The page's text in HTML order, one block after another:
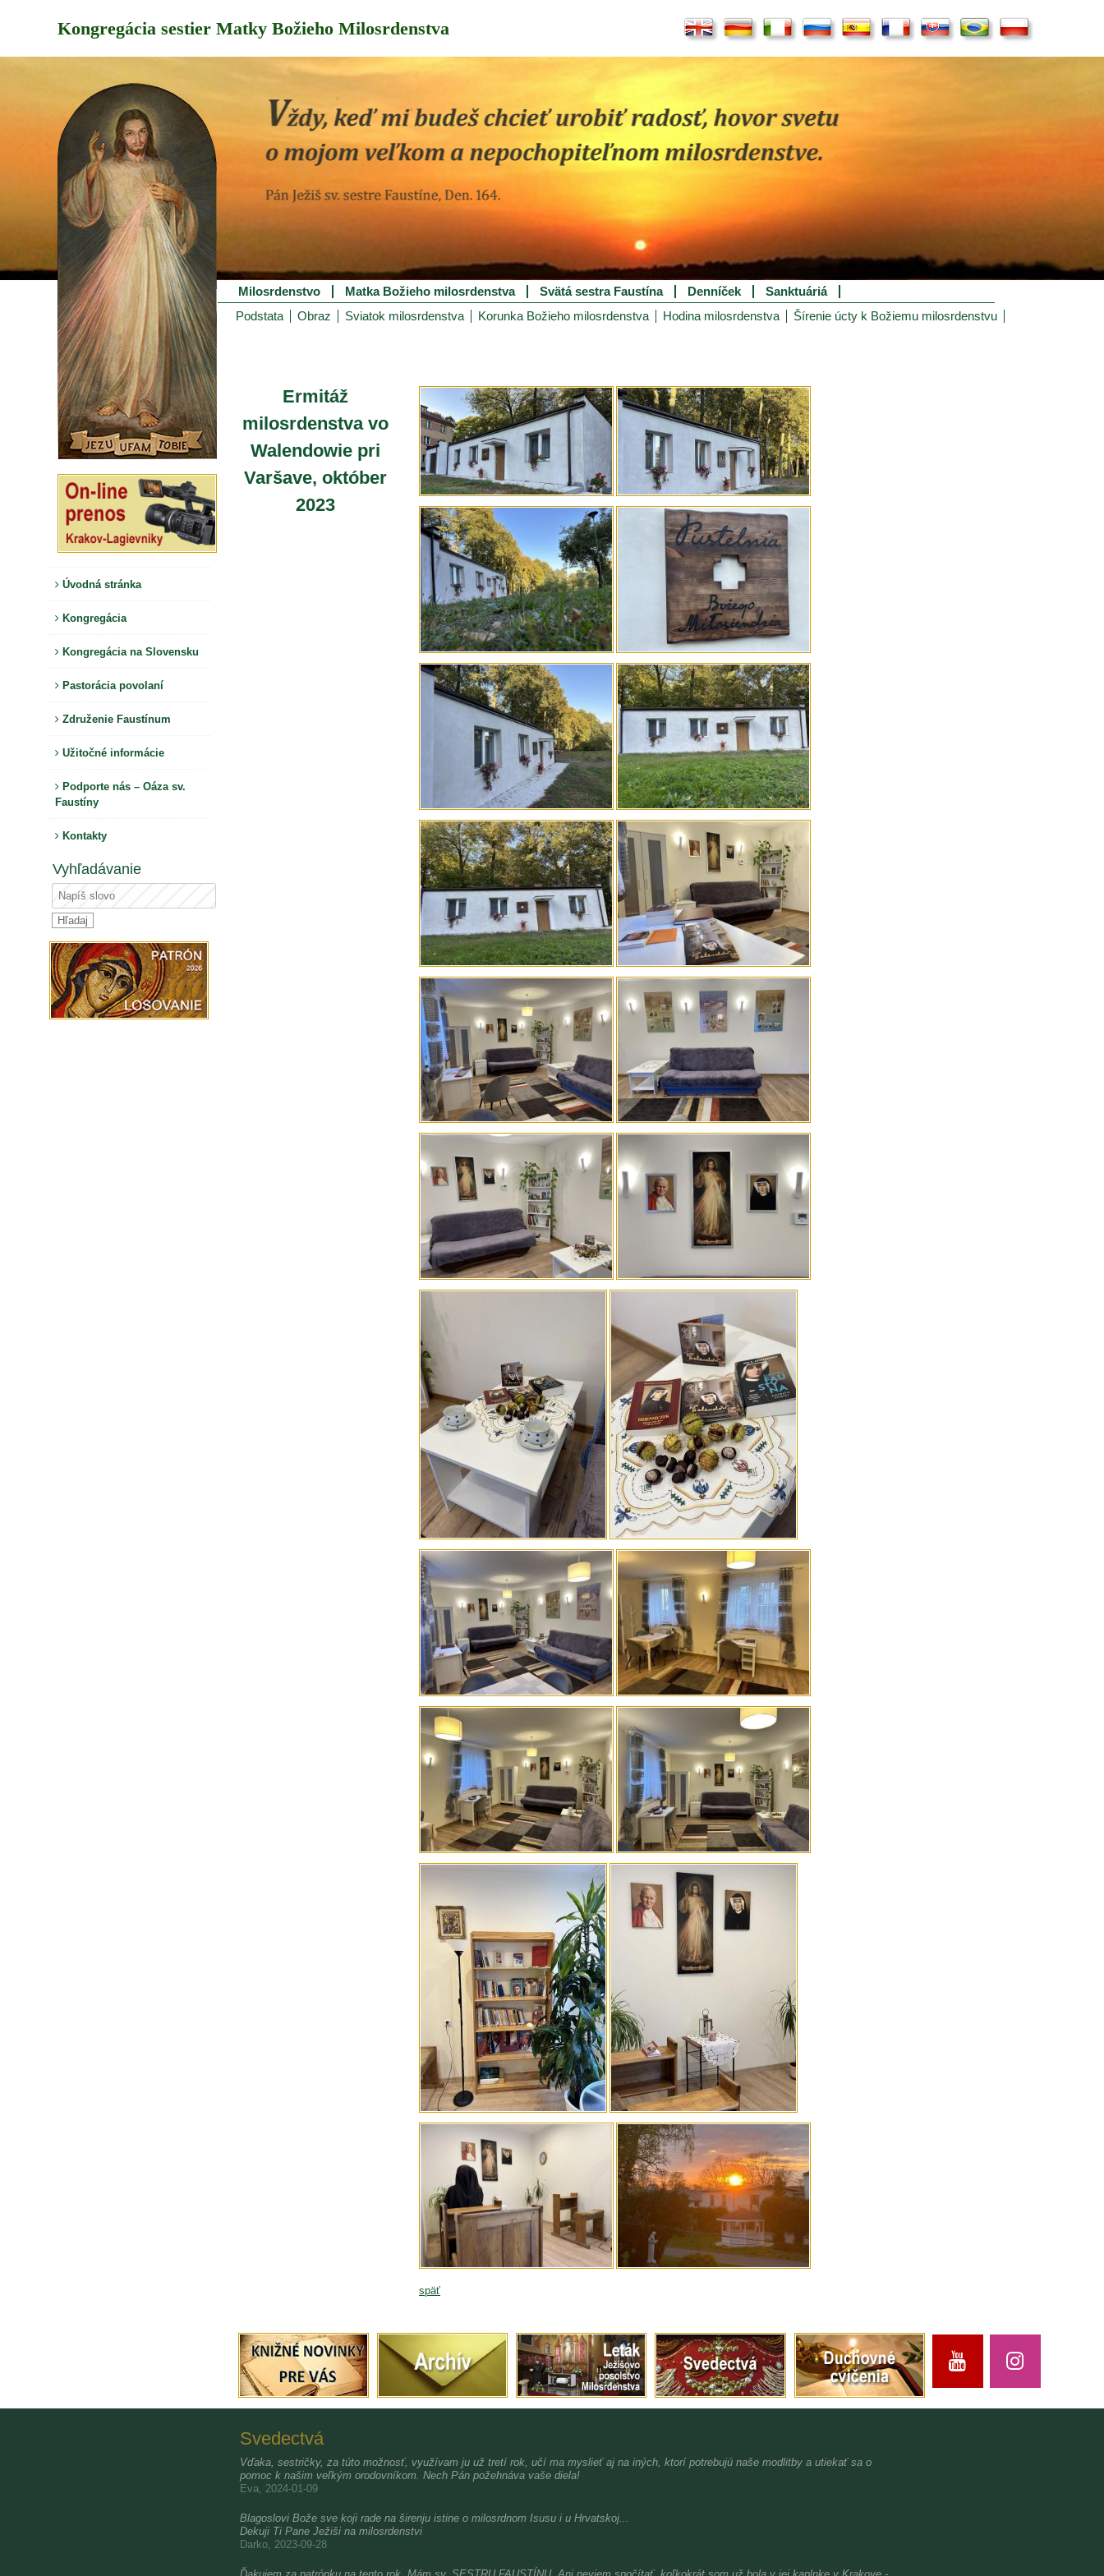
Kongregácia sestier Matky Božieho Milosrdenstva
Úvodná stránka
Kongregácia
Kongregácia na Slovensku
Pastorácia povolaní
Združenie Faustínum
Užitočné informácie
Podporte nás – Oáza sv.
Faustíny
Kontakty
Vyhľadávanie
Milosrdenstvo Matka Božieho milosrdenstva Svätá sestra Faustína Denníček
Sanktuáriá
Podstata
Obraz Sviatok milosrdenstva Korunka Božieho milosrdenstva Hodina milosrdenstva Šírenie úcty k Božiemu milosrdenstvu
Ermitáž
milosrdenstva vo
Walendowie pri
Varšave, október
2023
späť
Svedectvá
Vďaka, sestričky, za túto možnosť, využívam ju už tretí rok, učí ma myslieť aj na iných, ktorí potrebujú naše modlitby a utiekať sa o
pomoc k našim veľkým orodovníkom. Nech Pán požehnáva vaše diela!
Eva, 2024-01-09
Blagoslovi Bože sve koji rade na širenju istine o milosrdnom Isusu i u Hrvatskoj...
Dekuji Ti Pane Ježiši na milosrdenstvi
Darko, 2023-09-28